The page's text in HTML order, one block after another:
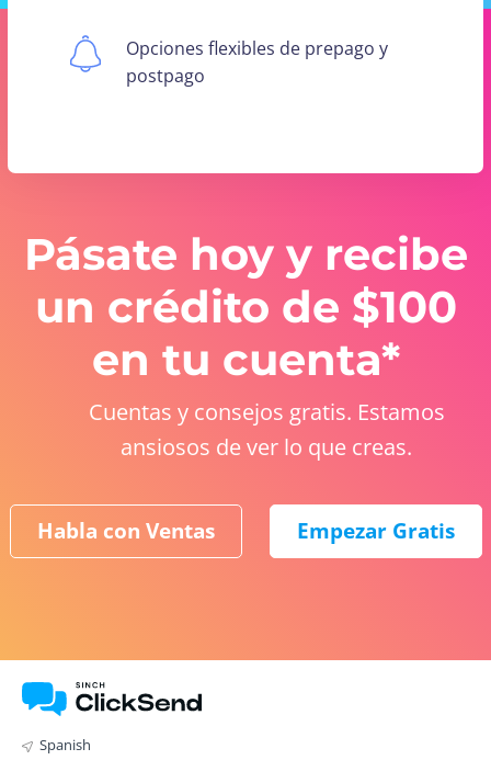
Opciones flexibles de prepago y
postpago
Pásate hoy y recibe
un crédito de $100
en tu cuenta*
Cuentas y consejos gratis. Estamos
ansiosos de ver lo que creas.
Habla con Ventas Empezar Gratis
Spanish